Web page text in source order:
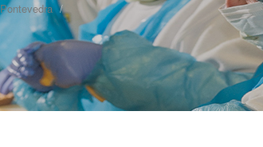
Pontevedra